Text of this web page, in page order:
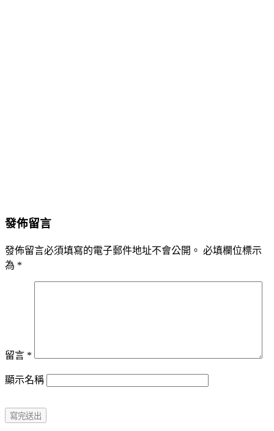
發佈留言
發佈留言必須填寫的電子郵件地址不會公開。 必填欄位標示
為 *
留言 *
顯示名稱